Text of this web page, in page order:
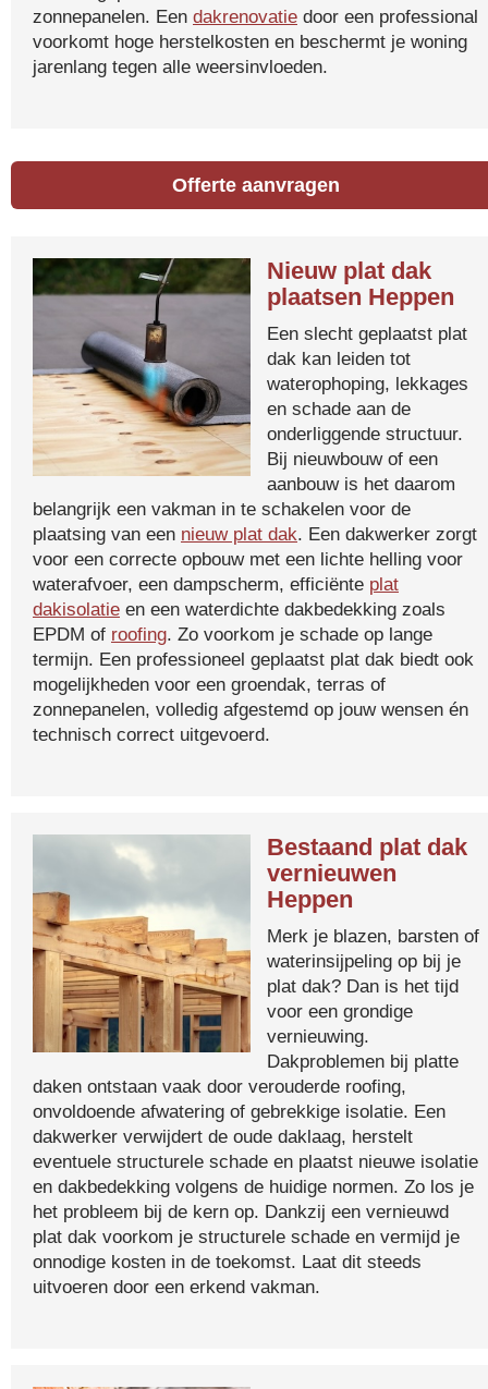
zonnepanelen. Een dakrenovatie door een professional
voorkomt hoge herstelkosten en beschermt je woning
jarenlang tegen alle weersinvloeden.
Offerte aanvragen
Nieuw plat dak
plaatsen Heppen
Een slecht geplaatst plat
dak kan leiden tot
waterophoping, lekkages
en schade aan de
onderliggende structuur.
Bij nieuwbouw of een
aanbouw is het daarom
belangrijk een vakman in te schakelen voor de
plaatsing van een nieuw plat dak. Een dakwerker zorgt
voor een correcte opbouw met een lichte helling voor
waterafvoer, een dampscherm, efficiënte plat
dakisolatie en een waterdichte dakbedekking zoals
EPDM of roofing. Zo voorkom je schade op lange
termijn. Een professioneel geplaatst plat dak biedt ook
mogelijkheden voor een groendak, terras of
zonnepanelen, volledig afgestemd op jouw wensen én
technisch correct uitgevoerd.
Bestaand plat dak
vernieuwen
Heppen
Merk je blazen, barsten of
waterinsijpeling op bij je
plat dak? Dan is het tijd
voor een grondige
vernieuwing.
Dakproblemen bij platte
daken ontstaan vaak door verouderde roofing,
onvoldoende afwatering of gebrekkige isolatie. Een
dakwerker verwijdert de oude daklaag, herstelt
eventuele structurele schade en plaatst nieuwe isolatie
en dakbedekking volgens de huidige normen. Zo los je
het probleem bij de kern op. Dankzij een vernieuwd
plat dak voorkom je structurele schade en vermijd je
onnodige kosten in de toekomst. Laat dit steeds
uitvoeren door een erkend vakman.